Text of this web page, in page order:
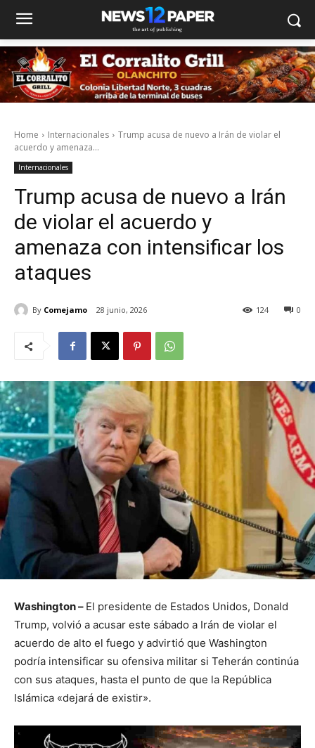
Home Internacionales
Trump acusa de nuevo a Irán de violar el
acuerdo y amenaza...
Internacionales
Trump acusa de nuevo a Irán
de violar el acuerdo y
amenaza con intensificar los
ataques
By Comejamo 28 junio, 2026 0
124
Washington – El presidente de Estados Unidos, Donald
Trump, volvió a acusar este sábado a Irán de violar el
acuerdo de alto el fuego y advirtió que Washington
podría intensificar su ofensiva militar si Teherán continúa
con sus ataques, hasta el punto de que la República
Islámica «dejará de existir».